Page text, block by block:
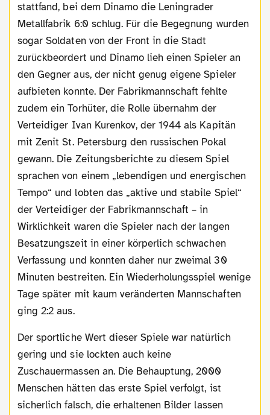
stattfand, bei dem Dinamo die Leningrader
Metallfabrik 6:0 schlug. Für die Begegnung wurden
sogar Soldaten von der Front in die Stadt
zurückbeordert und Dinamo lieh einen Spieler an
den Gegner aus, der nicht genug eigene Spieler
aufbieten konnte. Der Fabrikmannschaft fehlte
zudem ein Torhüter, die Rolle übernahm der
Verteidiger Ivan Kurenkov, der 1944 als Kapitän
mit Zenit St. Petersburg den russischen Pokal
gewann. Die Zeitungsberichte zu diesem Spiel
sprachen von einem „lebendigen und energischen
Tempo“ und lobten das „aktive und stabile Spiel“
der Verteidiger der Fabrikmannschaft – in
Wirklichkeit waren die Spieler nach der langen
Besatzungszeit in einer körperlich schwachen
Verfassung und konnten daher nur zweimal 30
Minuten bestreiten. Ein Wiederholungsspiel wenige
Tage später mit kaum veränderten Mannschaften
ging 2:2 aus.
Der sportliche Wert dieser Spiele war natürlich
gering und sie lockten auch keine
Zuschauermassen an. Die Behauptung, 2000
Menschen hätten das erste Spiel verfolgt, ist
sicherlich falsch, die erhaltenen Bilder lassen